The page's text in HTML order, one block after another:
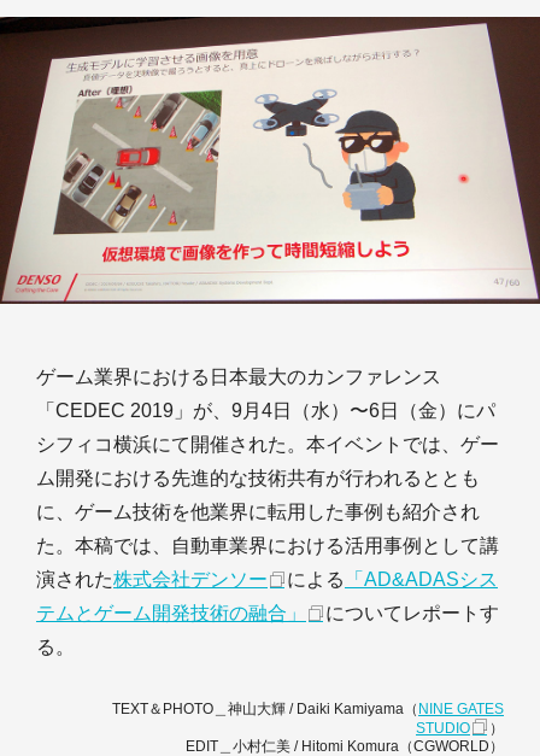
ゲーム業界における日本最大のカンファレンス
「CEDEC 2019」が、9月4日（水）〜6日（金）にパ
シフィコ横浜にて開催された。本イベントでは、ゲー
ム開発における先進的な技術共有が行われるととも
に、ゲーム技術を他業界に転用した事例も紹介され
た。本稿では、自動車業界における活用事例として講
演された株式会社デンソー による
「AD&ADASシス
テムとゲーム開発技術の融合」
についてレポートす
る。
TEXT＆PHOTO＿神山大輝 / Daiki Kamiyama（ NINE GATES
STUDIO
）
EDIT＿小村仁美 / Hitomi Komura（CGWORLD）